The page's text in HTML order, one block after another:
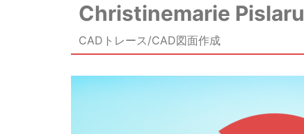
Christinemarie Pislaru
CADトレース/CAD図面作成